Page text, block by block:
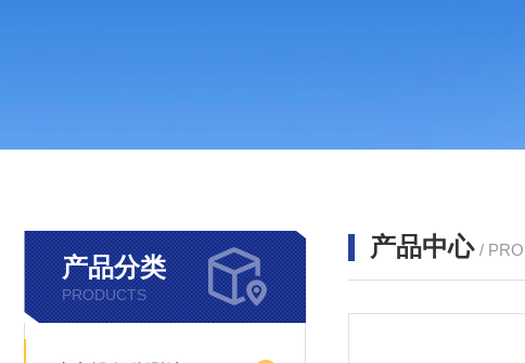
产品分类
PRODUCTS
产品中心 /